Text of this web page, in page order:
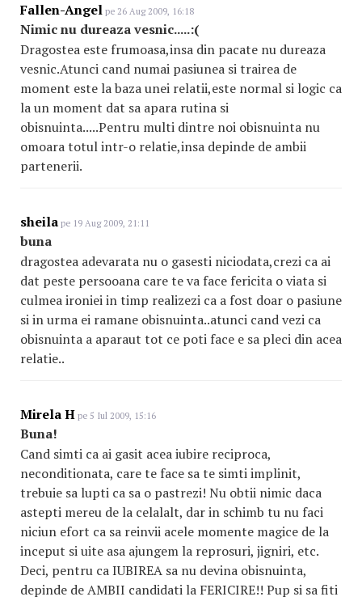
Fallen-Angel pe 26 Aug 2009, 16:18
Nimic nu dureaza vesnic.....:(
Dragostea este frumoasa,insa din pacate nu dureaza
vesnic.Atunci cand numai pasiunea si trairea de
moment este la baza unei relatii,este normal si logic ca
la un moment dat sa apara rutina si
obisnuinta.....Pentru multi dintre noi obisnuinta nu
omoara totul intr-o relatie,insa depinde de ambii
partenerii.
sheila pe 19 Aug 2009, 21:11
buna
dragostea adevarata nu o gasesti niciodata,crezi ca ai
dat peste persooana care te va face fericita o viata si
culmea ironiei in timp realizezi ca a fost doar o pasiune
si in urma ei ramane obisnuinta..atunci cand vezi ca
obisnuinta a aparaut tot ce poti face e sa pleci din acea
relatie..
Mirela H pe 5 Iul 2009, 15:16
Buna!
Cand simti ca ai gasit acea iubire reciproca,
neconditionata, care te face sa te simti implinit,
trebuie sa lupti ca sa o pastrezi! Nu obtii nimic daca
astepti mereu de la celalalt, dar in schimb tu nu faci
niciun efort ca sa reinvii acele momente magice de la
inceput si uite asa ajungem la reprosuri, jigniri, etc.
Deci, pentru ca IUBIREA sa nu devina obisnuinta,
depinde de AMBII candidati la FERICIRE!! Pup si sa fiti